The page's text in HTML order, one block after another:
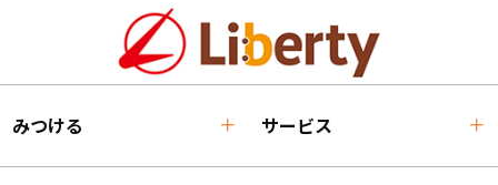
みつける サービス